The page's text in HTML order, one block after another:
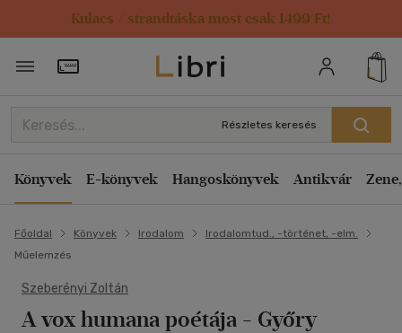
Kulacs / strandtáska most csak 1499 Ft!
Törzsvásárlói Kártya adatai
Részletes keresés
Könyvek E-könyvek Hangoskönyvek Antikvár
Főoldal Könyvek Irodalom
Irodalomtud., -történet, -elm.
Műelemzés
Szeberényi Zoltán
A vox humana poétája - Győry